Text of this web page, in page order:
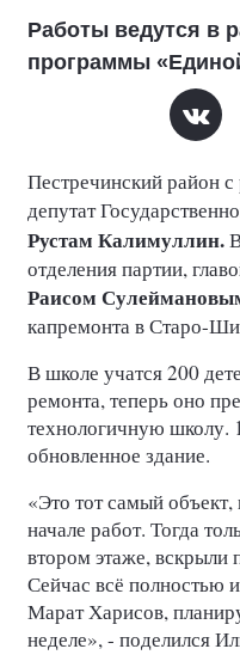
Работы ведутся в
программы
Пестречинский район
депутат
Рустам Калимуллин.
отделения партии,
Раисом
капремонта в Старо-
В школе учатся 200
ремонта, теперь оно
технологичную школу.
обновленное здание.
«Это тот самый
начале работ. Тогда
втором этаже, вскрыли
Сейчас всё полностью
Марат Харисов,
неделе», - поделился